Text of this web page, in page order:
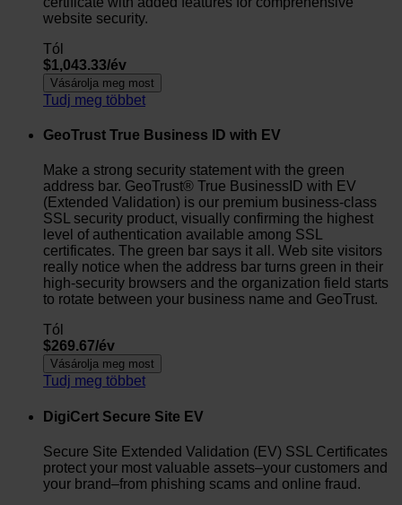
website security.
Tól
$1,043.33/év
Vásárolja meg most
Tudj meg többet
GeoTrust True Business ID with EV
Make a strong security statement with the green
address bar. GeoTrust® True BusinessID with EV
(Extended Validation) is our premium business-class
SSL security product, visually confirming the highest
level of authentication available among SSL
certificates. The green bar says it all. Web site visitors
really notice when the address bar turns green in their
high-security browsers and the organization field starts
to rotate between your business name and GeoTrust.
Tól
$269.67/év
Vásárolja meg most
Tudj meg többet
DigiCert Secure Site EV
Secure Site Extended Validation (EV) SSL Certificates
protect your most valuable assets–your customers and
your brand–from phishing scams and online fraud.